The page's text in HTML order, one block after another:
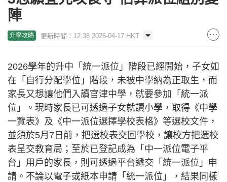
陣
升學攻略 更新時間：12:38 2026-04-17 HKT
2026學年的升中「統一派位」階段已經開始，子女如
在「自行分配學位」階段，未被中學納為正取生，而
家長又想讓他們入讀官津中學，就要參加「統一派
位」。現時家長已可透過子女就讀小學，取得《中學
一覽表》及《中一派位選擇學校表格》等選校文件，
並須於5月7日前，把選校表交回學校，讓校方把選校
表呈交教育局；至於已登記成為「中一派位電子平
台」用戶的家長，則可透過平台遞交「統一派位」申
請。不論以電子或紙本申請「統一派位」，結果同樣